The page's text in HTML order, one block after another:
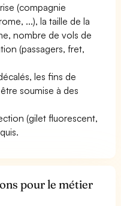
(compagnie
...), la taille de la
nombre de vols de
(passagers, fret,
les fins de
soumise à des
(gilet fluorescent,
pour le métier